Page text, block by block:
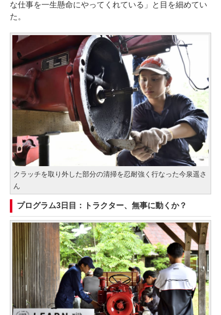
な仕事を一生懸命にやってくれている」と目を細めてい
た。
クラッチを取り外した部分の清掃を忍耐強く行なった今泉遥さ
ん
プログラム3日目：トラクター、無事に動くか？